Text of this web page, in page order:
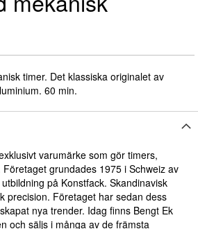
timer. Det klassiska originalet av
60 min.
varumärke som gör timers,
grundades 1975 i Schweiz av
på Konstfack. Skandinavisk
precision. Företaget har sedan dess
nya trender. Idag finns Bengt Ek
och säljs i många av de främsta